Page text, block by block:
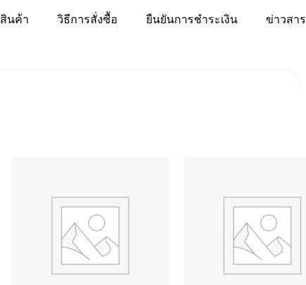
สินค้า วิธีการสั่งซื้อ ยืนยันการชำระเงิน ข่าวสาร